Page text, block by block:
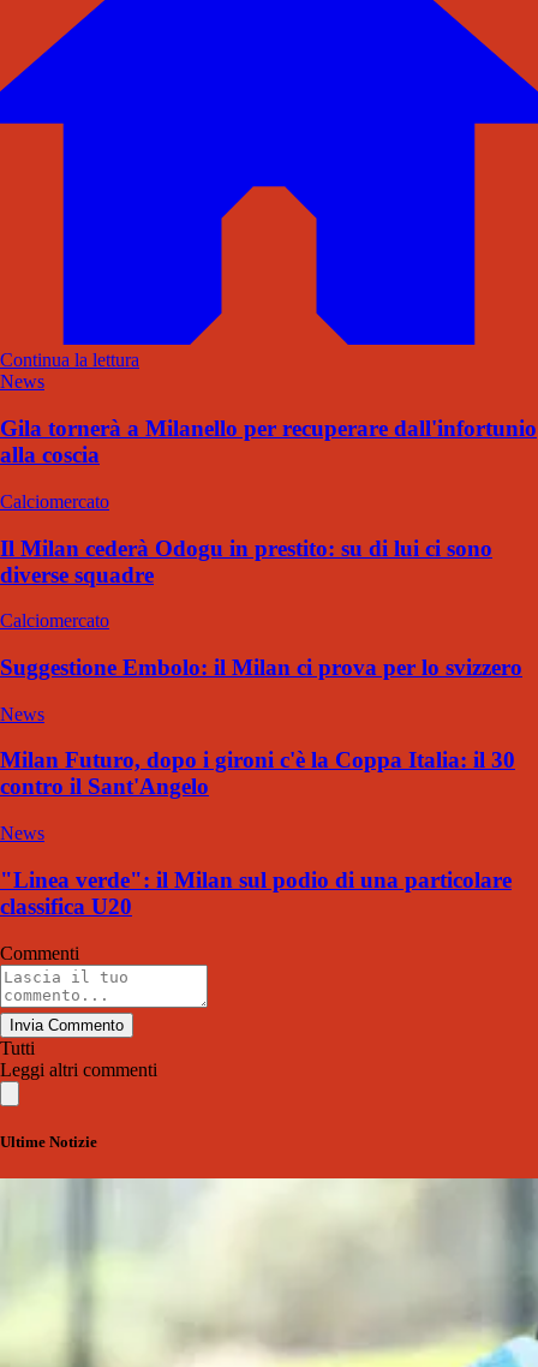
Continua la lettura
News
Gila tornerà a Milanello per recuperare dall'infortunio
alla coscia
Calciomercato
Il Milan cederà Odogu in prestito: su di lui ci sono
diverse squadre
Calciomercato
Suggestione Embolo: il Milan ci prova per lo svizzero
News
Milan Futuro, dopo i gironi c'è la Coppa Italia: il 30
contro il Sant'Angelo
News
"Linea verde": il Milan sul podio di una particolare
classifica U20
Commenti
Invia Commento
Tutti
Leggi altri commenti
Ultime Notizie